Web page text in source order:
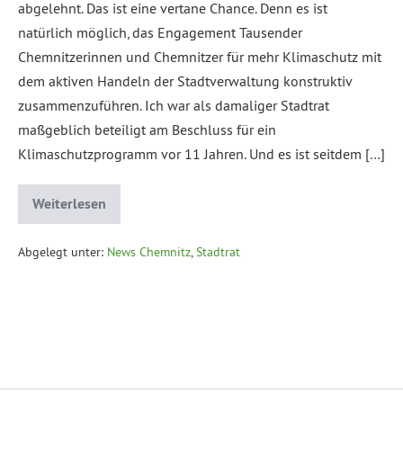
abgelehnt. Das ist eine vertane Chance. Denn es ist
natürlich möglich, das Engagement Tausender
Chemnitzerinnen und Chemnitzer für mehr Klimaschutz mit
dem aktiven Handeln der Stadtverwaltung konstruktiv
zusammenzuführen. Ich war als damaliger Stadtrat
maßgeblich beteiligt am Beschluss für ein
Klimaschutzprogramm vor 11 Jahren. Und es ist seitdem […]
Weiterlesen
Abgelegt unter: News Chemnitz Stadtrat